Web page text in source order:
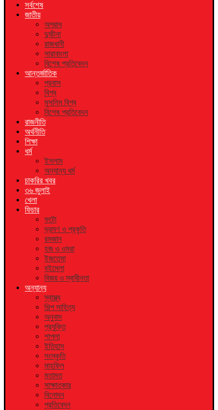
সর্বশেষ
জাতীয়
অপরাধ
দুর্ঘটনা
রাজধানী
সারাবাংলা
বিশেষ প্রতিবেদন
আন্তর্জাতিক
প্রবাস
বিশ্ব
মুসলিম বিশ্ব
বিশেষ প্রতিবেদন
রাজনীতি
অর্থনীতি
শিক্ষা
ধর্ম
ইসলাম
অন্যান্য ধর্ম
চাকরির খবর
৩৬ জুলাই
খেলা
ফিচার
ফটো
ভ্রমণ ও প্রকৃতি
রমজান
হজ ও ওমরা
ইজতেমা
বইমেলা
বিজয় ও স্বাধীনতা
অন্যান্য
স্বাস্থ্য
শিল্প সাহিত্য
অনুবাদ
প্রযুক্তি
শাপলা
ইতিহাস
সংস্কৃতি
মাহফিল
মতামত
সাক্ষাতকার
বিনোদন
প্রতিবেদন